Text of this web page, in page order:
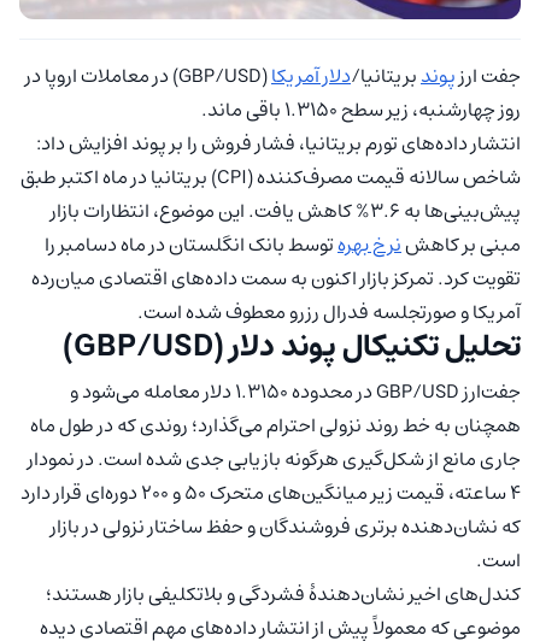
جفت ارزپوندبریتانیا/دلار آمریکا
(GBP/USD) در معاملات اروپا در
روز چهارشنبه، زیر سطح ۱.۳۱۵۰ باقی ماند.
انتشار داده‌های تورم بریتانیا، فشار فروش را بر پوند افزایش داد:
شاخص سالانه قیمت مصرف‌کننده (CPI) بریتانیا در ماه اکتبر طبق
پیش‌بینی‌ها به ۳.۶% کاهش یافت. این موضوع، انتظارات بازار
مبنی بر کاهشنرخ بهرهتوسط بانک انگلستان در ماه دسامبر را
تقویت کرد. تمرکز بازار اکنون به سمت داده‌های اقتصادی میان‌رده
آمریکا و صورتجلسه فدرال رزرو معطوف شده است.
تحلیل تکنیکال پوند دلار (GBP/USD)
جفت‌ارز GBP/USD در محدوده ۱.۳۱۵۰ دلار معامله می‌شود و
همچنان به خط روند نزولی احترام می‌گذارد؛ روندی که در طول ماه
جاری مانع از شکل‌گیری هرگونه بازیابی جدی شده است. در نمودار
۴ ساعته، قیمت زیر میانگین‌های متحرک ۵۰ و ۲۰۰ دوره‌ای قرار دارد
که نشان‌دهنده برتری فروشندگان و حفظ ساختار نزولی در بازار
است.
کندل‌های اخیر نشان‌دهندۀ فشردگی و بلاتکلیفی بازار هستند؛
موضوعی که معمولاً پیش از انتشار داده‌های مهم اقتصادی دیده